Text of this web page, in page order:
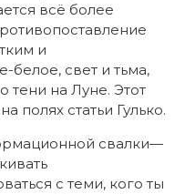
всё более
и
свет и тьма,
тени на Луне. Этот
полях статьи Гулько.
свалки—
с теми, кого ты